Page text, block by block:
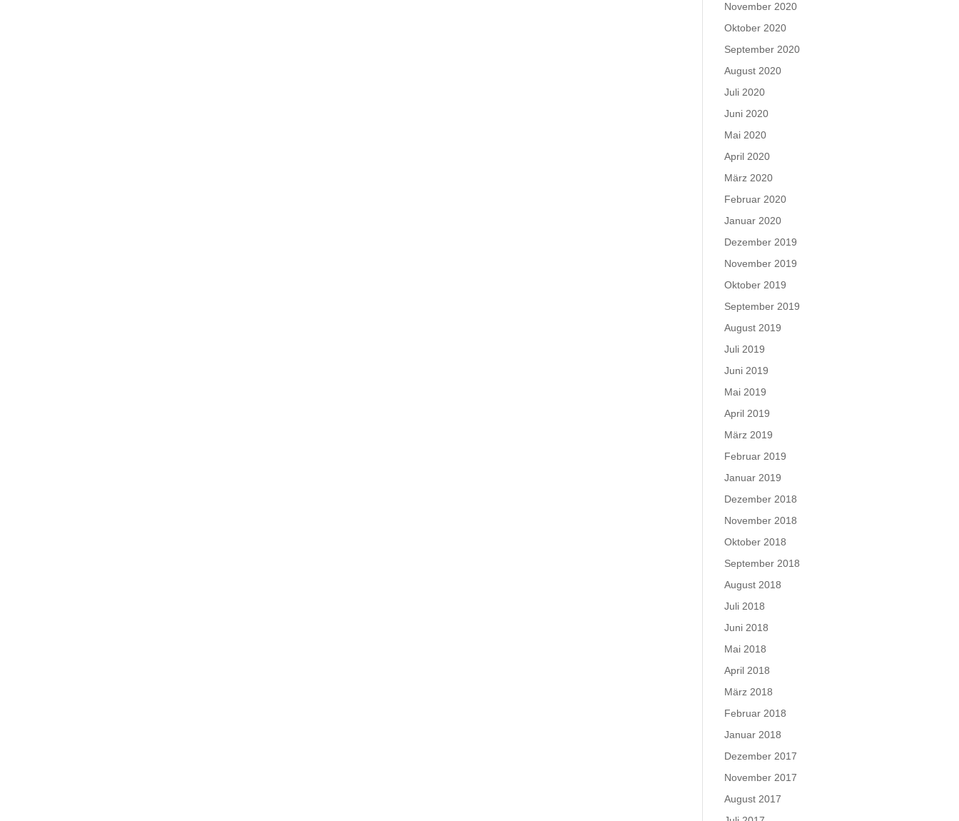
November 2020
Oktober 2020
September 2020
August 2020
Juli 2020
Juni 2020
Mai 2020
April 2020
März 2020
Februar 2020
Januar 2020
Dezember 2019
November 2019
Oktober 2019
September 2019
August 2019
Juli 2019
Juni 2019
Mai 2019
April 2019
März 2019
Februar 2019
Januar 2019
Dezember 2018
November 2018
Oktober 2018
September 2018
August 2018
Juli 2018
Juni 2018
Mai 2018
April 2018
März 2018
Februar 2018
Januar 2018
Dezember 2017
November 2017
August 2017